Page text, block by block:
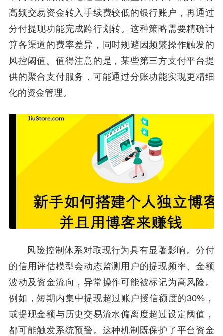
高频交易资金转入手续费较低的银行账户，再通过
分付提现功能完成跨行划转。这种策略需要精确计
算各渠道的费率差异，同时规避因频繁操作触发的
风控阈值。值得注意的是，某些第三方支付平台提
供的聚合支付服务，可能通过分账功能实现更精细
化的资金管理。
风险控制体系对取现行为具有显著影响。分付
的信用评估模型会动态监测用户的提现频率、金额
波动及资金流向，异常操作可能被标记为高风险。
例如，短期内集中提现超过账户授信额度的30%，
或提现金额与历史交易流水偏离度超过设定阈值，
都可能触发系统预警。这种机制既保护了平台资金